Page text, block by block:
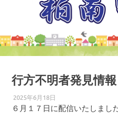
会
で
行方不明者発見情報
2025年6月18日
６月１７日に配信いたしまし